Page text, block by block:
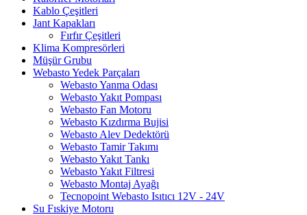
Kablo Çeşitleri
Jant Kapakları
Fırfır Çeşitleri
Klima Kompresörleri
Müşür Grubu
Webasto Yedek Parçaları
Webasto Yanma Odası
Webasto Yakıt Pompası
Webasto Fan Motoru
Webasto Kızdırma Bujisi
Webasto Alev Dedektörü
Webasto Tamir Takımı
Webasto Yakıt Tankı
Webasto Yakıt Filtresi
Webasto Montaj Ayağı
Tecnopoint Webasto Isıtıcı 12V - 24V
Su Fıskiye Motoru